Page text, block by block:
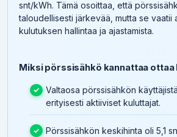
snt/kWh. Tämä osoittaa, että
taloudellisesti järkevää, mutta se vaatii
kulutuksen hallintaa ja ajastamista.
Miksi pörssisähkö kannattaa ottaa
Valtaosa pörssisähkön
erityisesti aktiiviset kuluttajat.
Pörssisähkön keskihinta oli 5,1